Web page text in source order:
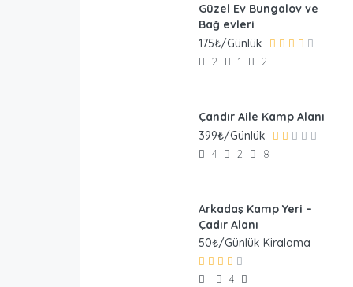
Güzel Ev Bungalov ve
Bağ evleri
175₺/Günlük
2 1 2
Çandır Aile Kamp Alanı
399₺/Günlük
4 2 8
Arkadaş Kamp Yeri –
Çadır Alanı
50₺/Günlük Kiralama
4